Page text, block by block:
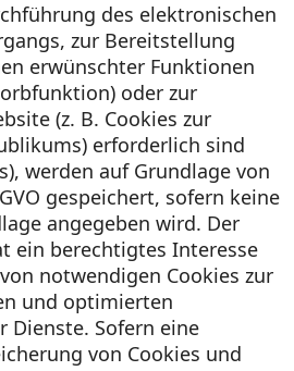
des elektronischen
zur Bereitstellung
erwünschter Funktionen
oder zur
(z. B. Cookies zur
erforderlich sind
werden auf Grundlage von
gespeichert, sofern keine
angegeben wird. Der
ein berechtigtes Interesse
notwendigen Cookies zur
und optimierten
Dienste. Sofern eine
von Cookies und